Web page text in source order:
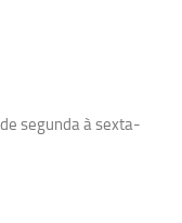
segunda à sexta-